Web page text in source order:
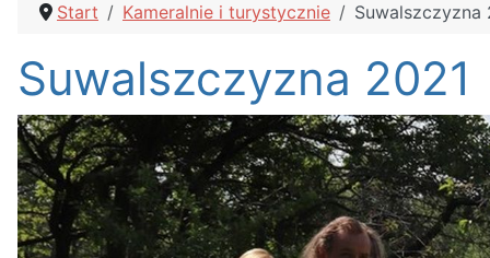
Start Kameralnie i turystycznie Suwalszczyzna
Suwalszczyzna 2021